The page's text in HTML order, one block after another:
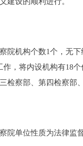
机构个数1个，无下
，将内设机构有18
检察部、第四检察部
单位性质为法律监